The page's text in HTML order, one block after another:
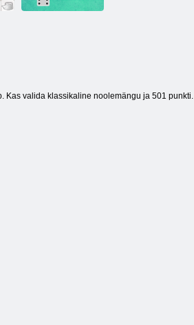
Kas valida klassikaline noolemängu ja 501 punkti.